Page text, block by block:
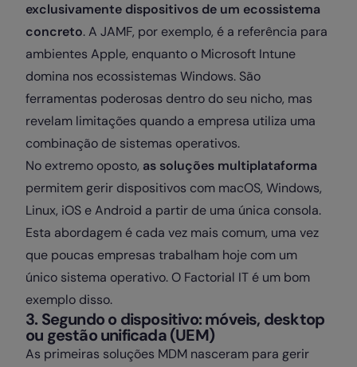
exclusivamente dispositivos de um ecossistema
concreto. A JAMF, por exemplo, é a referência para
ambientes Apple, enquanto o Microsoft Intune
domina nos ecossistemas Windows. São
ferramentas poderosas dentro do seu nicho, mas
revelam limitações quando a empresa utiliza uma
combinação de sistemas operativos.
No extremo oposto, as soluções multiplataforma
permitem gerir dispositivos com macOS, Windows,
Linux, iOS e Android a partir de uma única consola.
Esta abordagem é cada vez mais comum, uma vez
que poucas empresas trabalham hoje com um
único sistema operativo. O Factorial IT é um bom
exemplo disso.
3. Segundo o dispositivo: móveis, desktop
ou gestão unificada (UEM)
As primeiras soluções MDM nasceram para gerir